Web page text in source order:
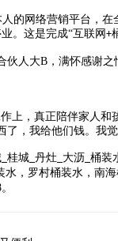
的网络营销平台，
。这是完成“互联网+
伙人大B ，满怀感谢
上，真正陪伴家人和
，我给他们钱。我
桂城 丹灶 大沥 桶装
水，罗村桶装水，南
。